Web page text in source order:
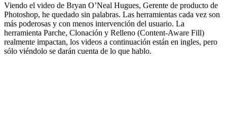
Viendo el video de Bryan O’Neal Hugues, Gerente de producto de
Photoshop, he quedado sin palabras. Las herramientas cada vez son
más poderosas y con menos intervención del usuario. La
herramienta Parche, Clonación y Relleno (Content-Aware Fill)
realmente impactan, los videos a continuación están en ingles, pero
sólo viéndolo se darán cuenta de lo que hablo.